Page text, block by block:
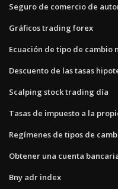
Seguro de comercio de
Gráficos trading forex
Ecuación de tipo de cambio
Descuento de las tasas
Scalping stock trading día
Tasas de impuesto a la
Regímenes de tipos de
Obtener una cuenta
Bny adr index